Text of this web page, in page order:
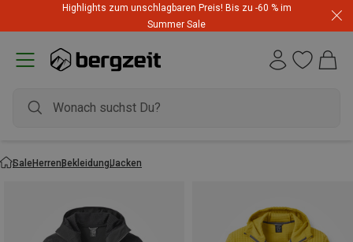
Highlights zum unschlagbaren Preis! Bis zu -60 % im
Summer Sale
SaleHerrenBekleidungJacken